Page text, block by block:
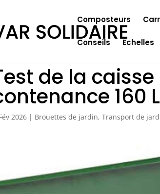
Composteurs
Conseils Échelles
de la
160
2026 | Brouettes de jardin,Transport de